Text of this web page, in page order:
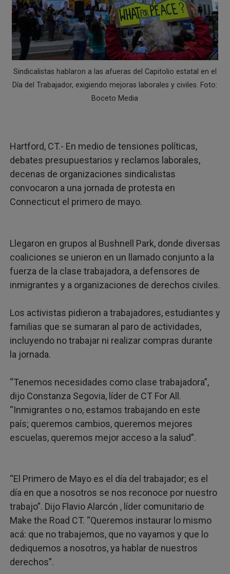
Héroes invisibles no más: Connecticut lanza la placa
¡8 años en espera! Líderes religiosos de CT
BAD BUNNY CONVIERTE EL MEDIO TIEMPO DEL
PROTESTA EN HARTFORD TERMINA CON ACTIVISTAS
Sindicalistas hablaron a las afueras del Capitolio estatal en el
Día del Trabajador, exigiendo mejoras laborales y civiles. Foto:
Boceto Media
Hartford, CT.- En medio de tensiones políticas,
debates presupuestarios y reclamos laborales,
decenas de organizaciones sindicalistas
convocaron a una jornada de protesta en
Connecticut el primero de mayo.
Llegaron en grupos al Bushnell Park, donde diversas
coaliciones se unieron en un llamado conjunto a la
fuerza de la clase trabajadora, a defensores de
inmigrantes y a organizaciones de derechos civiles.
Los activistas pidieron a trabajadores, estudiantes y
familias que se sumaran al paro de actividades,
incluyendo no trabajar ni realizar compras durante
la jornada.
“Tenemos necesidades como clase trabajadora”,
dijo Constanza Segovia, líder de CT For All.
“Inmigrantes o no, estamos trabajando en este
país; queremos cambios, queremos mejores
escuelas, queremos mejor acceso a la salud”.
“El Primero de Mayo es el día del trabajador; es el
día en que a nosotros se nos reconoce por nuestro
trabajo”. Dijo Flavio Alarcón , líder comunitario de
Make the Road CT. “Queremos instaurar lo mismo
acá: que no trabajemos, que no vayamos y que lo
dediquemos a nosotros, ya hablar de nuestros
derechos”.